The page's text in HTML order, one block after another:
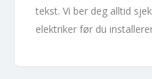
tekst. Vi ber deg alltid
elektriker før du